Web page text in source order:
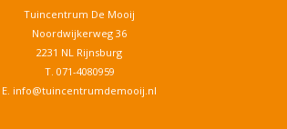
Tuincentrum De Mooij
Noordwijkerweg 36
2231 NL Rijnsburg
T. 071-4080959
E. info@tuincentrumdemooij.nl